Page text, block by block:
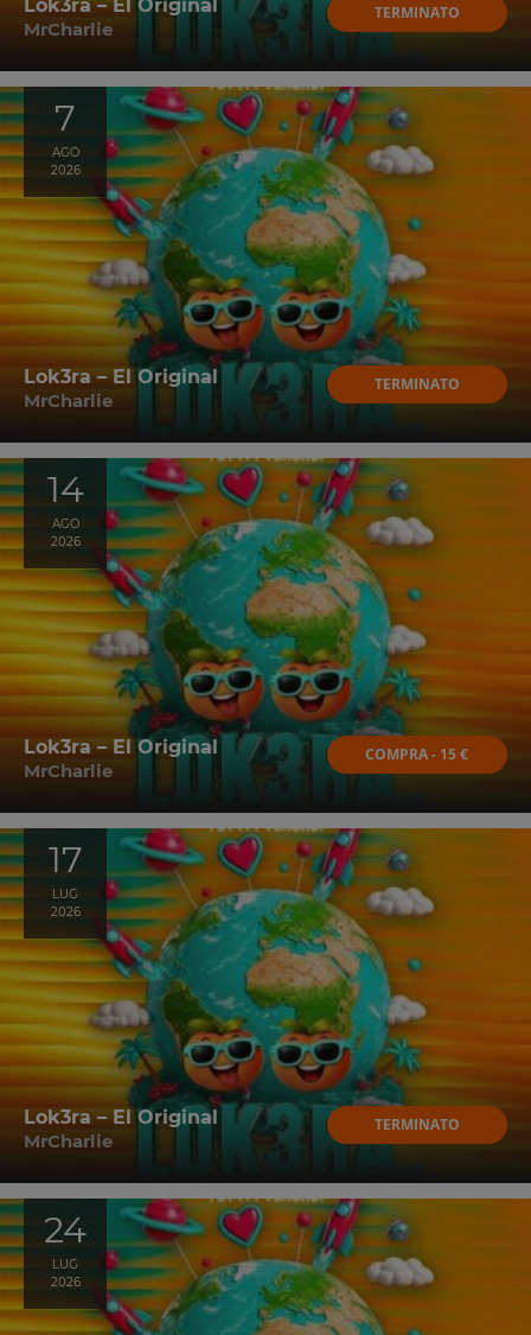
Lok3ra – El Original
MrCharlie
TERMINATO
7
AGO
2026
Lok3ra – El Original
MrCharlie
TERMINATO
14
AGO
2026
Lok3ra – El Original
MrCharlie
COMPRA - 15 €
17
LUG
2026
Lok3ra – El Original
MrCharlie
TERMINATO
24
LUG
2026